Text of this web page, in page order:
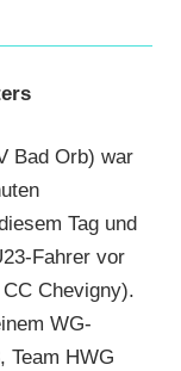
Bad Orb) war
Tag und
Fahrer vor
Chevigny).
WG-
Team HWG